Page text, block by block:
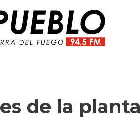
de la planta